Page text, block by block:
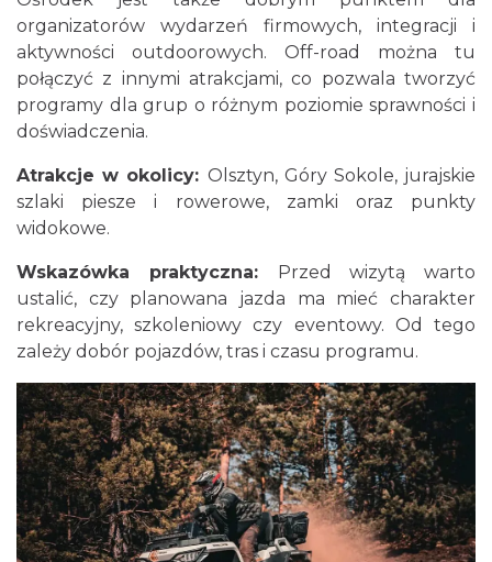
organizatorów wydarzeń firmowych, integracji i
aktywności outdoorowych. Off-road można tu
połączyć z innymi atrakcjami, co pozwala tworzyć
programy dla grup o różnym poziomie sprawności i
doświadczenia.
Atrakcje w okolicy: Olsztyn, Góry Sokole, jurajskie
szlaki piesze i rowerowe, zamki oraz punkty
widokowe.
Wskazówka praktyczna:
Przed wizytą warto
ustalić, czy planowana jazda ma mieć charakter
rekreacyjny, szkoleniowy czy eventowy. Od tego
zależy dobór pojazdów, tras i czasu programu.